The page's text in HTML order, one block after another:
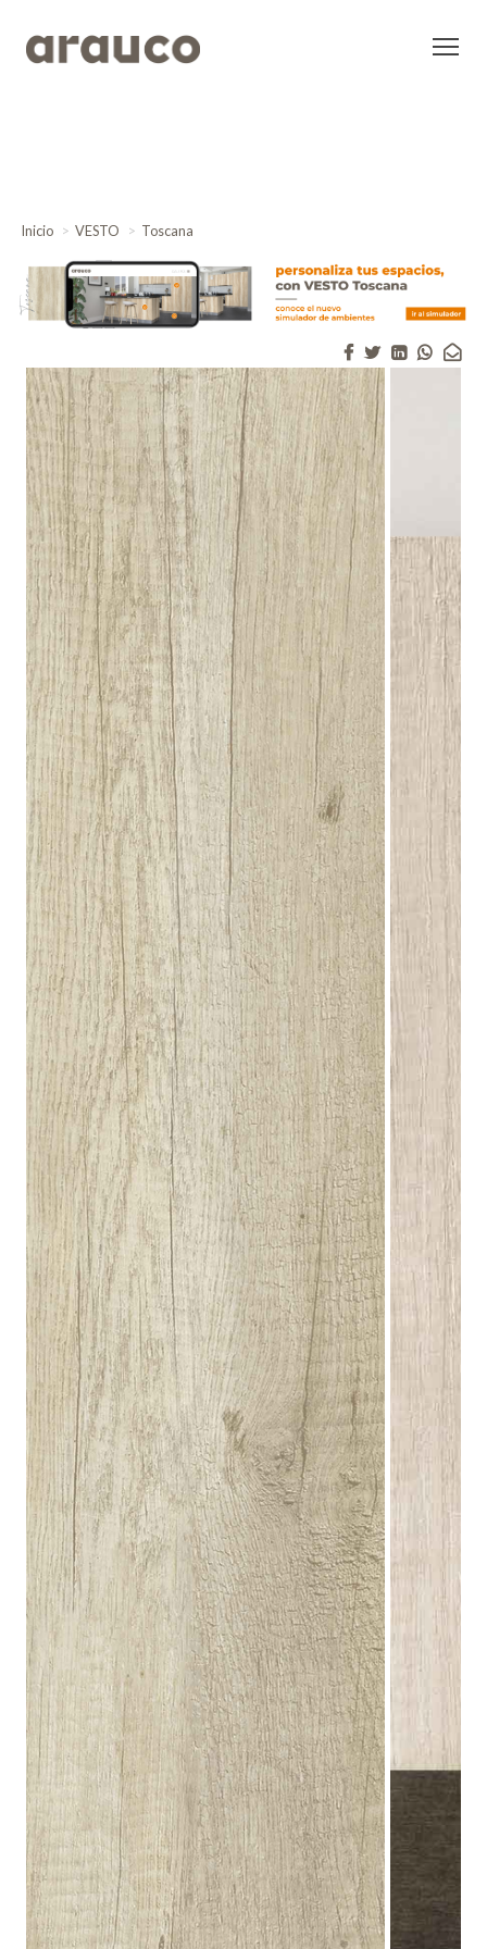
Inicio VESTO Toscana